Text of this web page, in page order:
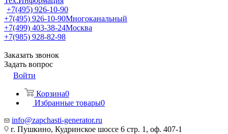
+7(495) 926-10-90
+7(495) 926-10-90Многоканальный
+7(499) 403-38-24Москва
+7(985) 928-82-98
Заказать звонок
Задать вопрос
Войти
Корзина0
Избранные товары0
info@zapchasti-generator.ru
г. Пушкино, Кудринское шоссе 6 стр. 1, оф. 407-1